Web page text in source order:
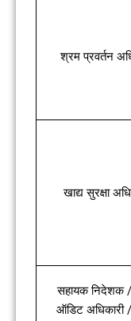
श्रम प्रवर्तन
खाद्य सुरक्षा
सहायक निदेशक
ऑडिट अधिकारी /